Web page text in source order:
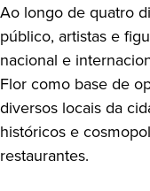
Ao longo de quatro
público, artistas e
nacional e
Flor como base de
diversos locais da
históricos e
restaurantes.